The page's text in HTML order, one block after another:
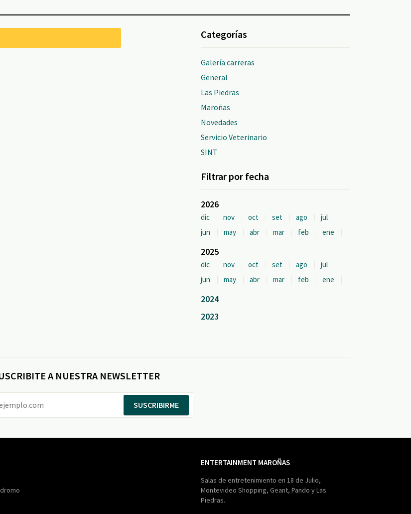
Categorías
Galería carreras
General
Las Piedras
Maroñas
Novedades
Servicio Veterinario
SINT
Filtrar por fecha
2026
dic nov oct set ago
jul
jun
may abr mar feb ene
2025
dic nov oct set ago
jul
jun
may abr mar feb ene
2024
2023
A NUESTRA NEWSLETTER
SUSCRIBIRME
ENTERTAINMENT MAROÑAS
Salas de entretenimiento en 18 de Julio,
Montevideo Shopping, Geant, Pando y Las
Piedras.